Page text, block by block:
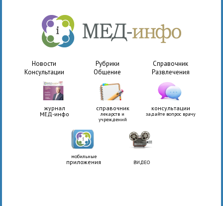
Новости Рубрики
Справочник
Консультации
Общение Развлечения
журнал
МЕД-инфо
справочник
лекарств и
учреждений
консультации
задайте вопрос врачу
мобильные
приложения ВИДЕО